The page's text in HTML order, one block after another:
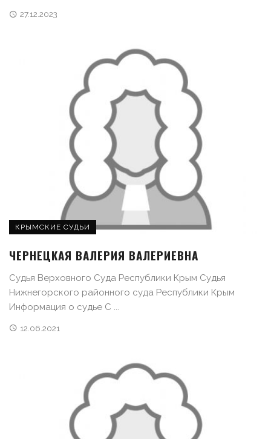
27.12.2023
КРЫМСКИЕ СУДЬИ
ЧЕРНЕЦКАЯ ВАЛЕРИЯ ВАЛЕРИЕВНА
Судья Верховного Суда Республики Крым Судья
Нижнегорского районного суда Республики Крым
Информация о судье С ...
12.06.2021